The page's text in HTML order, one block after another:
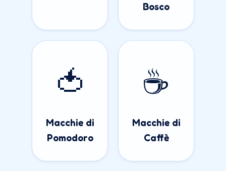
Bosco
🍅
Macchie di
Pomodoro
☕
Macchie di
Caffè